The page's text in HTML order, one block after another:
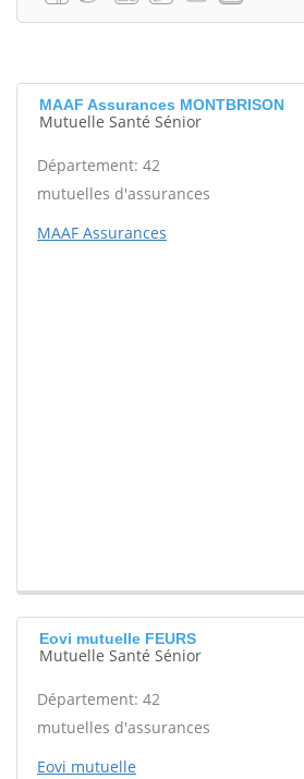
MAAF Assurances MONTBRISON
Mutuelle Santé Sénior
Département: 42
mutuelles d'assurances
MAAF Assurances
Eovi mutuelle FEURS
Mutuelle Santé Sénior
Département: 42
mutuelles d'assurances
Eovi mutuelle